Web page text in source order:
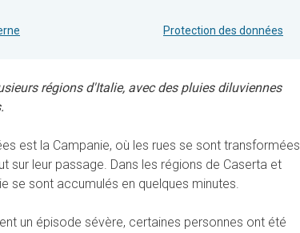
Protection des données
régions d'Italie, avec des pluies diluviennes
est la Campanie, où les rues se sont transformées
sur leur passage. Dans les régions de Caserta et
se sont accumulés en quelques minutes.
un épisode sévère, certaines personnes ont été